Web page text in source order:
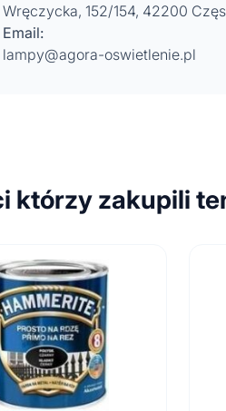
Wręczycka, 152/154, 42200
Email:
lampy@agora-oswietlenie.pl
którzy zakupili